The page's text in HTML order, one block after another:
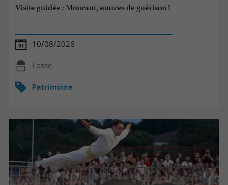
Visite guidée : Moncaut, sources de guérison !
10/08/2026
Losse
Patrimoine